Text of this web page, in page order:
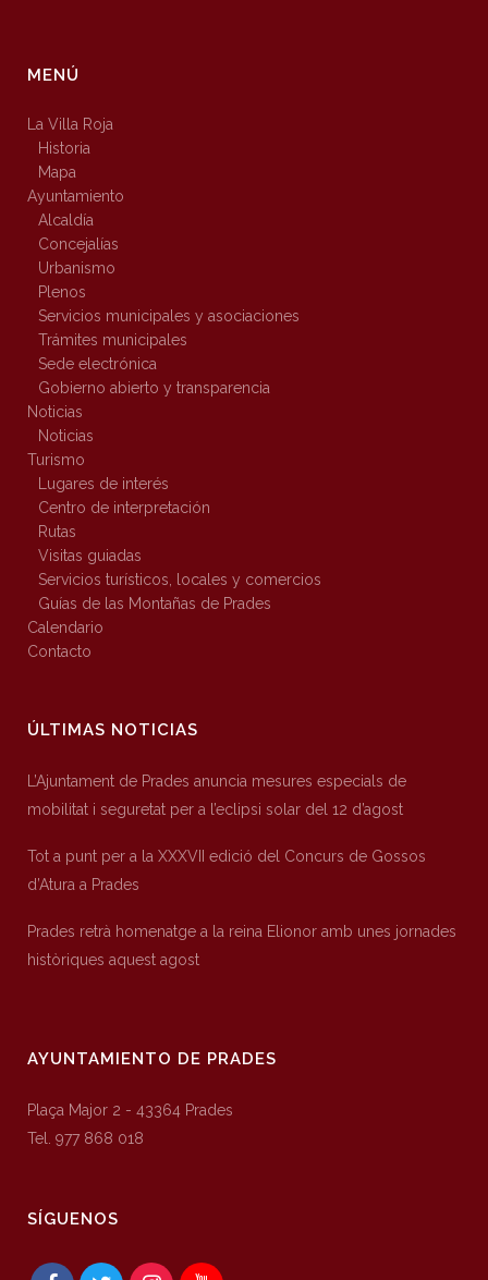
MENÚ
La Villa Roja
Historia
Mapa
Ayuntamiento
Alcaldía
Concejalías
Urbanismo
Plenos
Servicios municipales y asociaciones
Trámites municipales
Sede electrónica
Gobierno abierto y transparencia
Noticias
Noticias
Turismo
Lugares de interés
Centro de interpretación
Rutas
Visitas guiadas
Servicios turísticos, locales y comercios
Guías de las Montañas de Prades
Calendario
Contacto
ÚLTIMAS NOTICIAS
L’Ajuntament de Prades anuncia mesures especials de
mobilitat i seguretat per a l’eclipsi solar del 12 d’agost
Tot a punt per a la XXXVII edició del Concurs de Gossos
d’Atura a Prades
Prades retrà homenatge a la reina Elionor amb unes jornades
històriques aquest agost
AYUNTAMIENTO DE PRADES
Plaça Major 2 - 43364 Prades
Tel. 977 868 018
SÍGUENOS